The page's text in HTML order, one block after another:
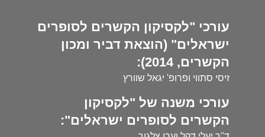
עורכי "לקסיקון הקשרים לסופרים
ישראלים" (הוצאת דביר ומכון
הקשרים, 2014):
זיסי סתווי ופרופ' יגאל שוורץ
עורכי משנה של "לקסיקון
הקשרים לסופרים ישראלים":